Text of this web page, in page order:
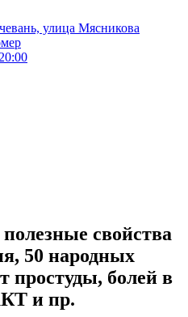
улица Мясникова
свойства
50 народных
простуды, болей в
и пр.